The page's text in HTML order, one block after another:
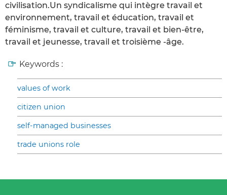
civilisation.Un syndicalisme qui intègre travail et
environnement, travail et éducation, travail et
féminisme, travail et culture, travail et bien-être,
travail et jeunesse, travail et troisième -âge.
Keywords :
values of work
citizen union
self-managed businesses
trade unions role